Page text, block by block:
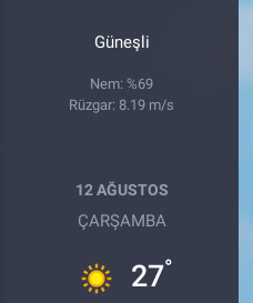
Güneşli
Nem: %69
Rüzgar: 8.19 m/s
12 AĞUSTOS
ÇARŞAMBA
27°